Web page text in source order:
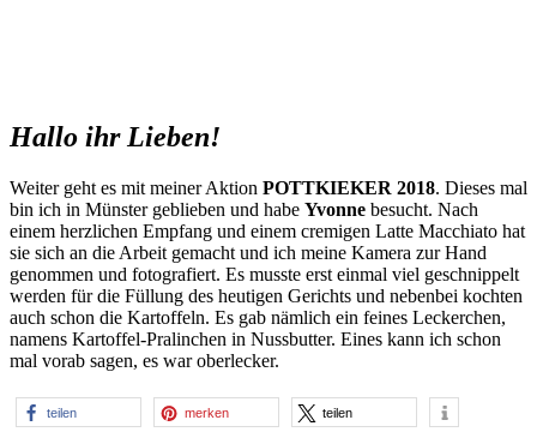
Hallo ihr Lieben!
Weiter geht es mit meiner Aktion POTTKIEKER 2018. Dieses mal
bin ich in Münster geblieben und habe Yvonne besucht. Nach
einem herzlichen Empfang und einem cremigen Latte Macchiato hat
sie sich an die Arbeit gemacht und ich meine Kamera zur Hand
genommen und fotografiert. Es musste erst einmal viel geschnippelt
werden für die Füllung des heutigen Gerichts und nebenbei kochten
auch schon die Kartoffeln. Es gab nämlich ein feines Leckerchen,
namens Kartoffel-Pralinchen in Nussbutter. Eines kann ich schon
mal vorab sagen, es war oberlecker.
teilen merken teilen